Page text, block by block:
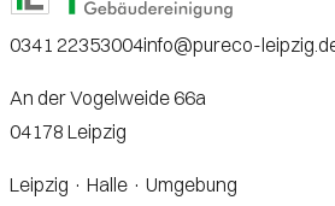
0341 22353004info@pureco-
An der Vogelweide 66a
04178 Leipzig
Leipzig · Halle · Umgebung